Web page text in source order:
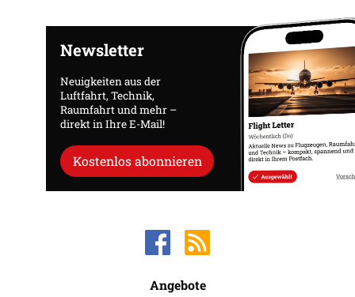
Newsletter
Neuigkeiten aus der
Luftfahrt, Technik,
Raumfahrt und mehr –
direkt in Ihre E-Mail!
Kostenlos abonnieren
Angebote